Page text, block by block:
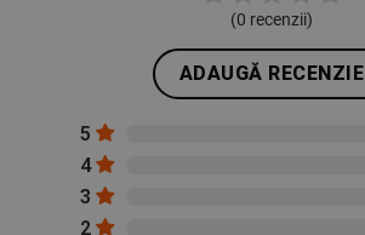
(0 recenzii)
ADAUGĂ RECENZIE
5
4
3
2